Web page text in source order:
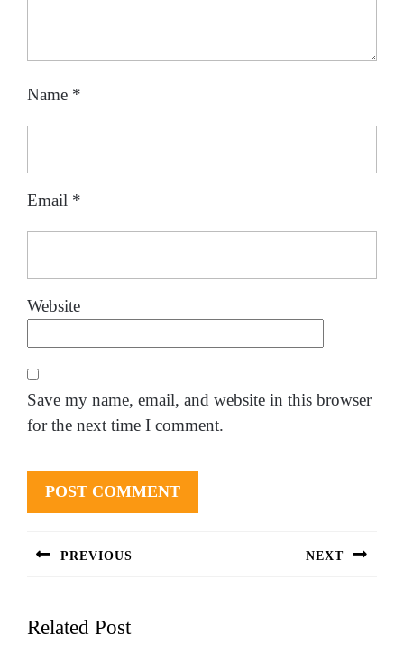
Name *
Email *
Website
Save my name, email, and website in this browser
for the next time I comment.
Post
navigation
PREVIOUS NEXT
Related Post